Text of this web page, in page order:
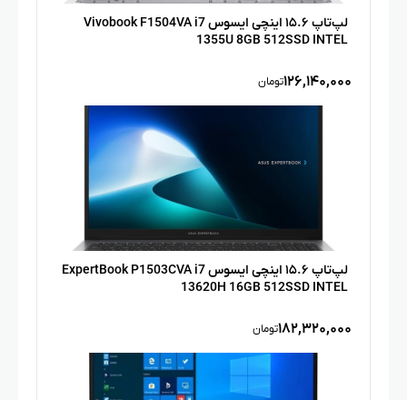
لپ‌تاپ ۱۵.۶ اینچی ایسوس Vivobook F1504VA i7
1355U 8GB 512SSD INTEL
۱۲۶,۱۴۰,۰۰۰تومان
لپ‌تاپ ۱۵.۶ اینچی ایسوس ExpertBook P1503CVA i7
13620H 16GB 512SSD INTEL
۱۸۲,۳۲۰,۰۰۰تومان